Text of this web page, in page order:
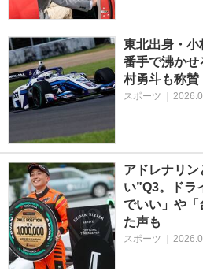
東北出身・小
番手で沸かせ
村勇斗も称賛
スポーツ
アドレナリ
い”Q3。ドラ
でいい」や「
た声も
スポーツ